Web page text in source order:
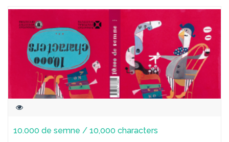
10.000 de semne / 10,000 characters